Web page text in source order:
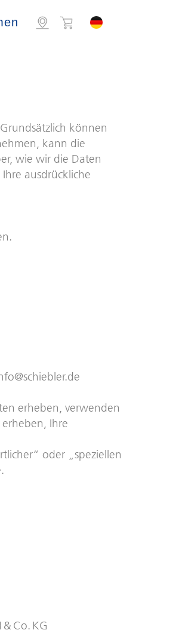
können
kann die
wie wir die Daten
ausdrückliche
erheben, verwenden
Ihre
oder „speziellen
Co. KG